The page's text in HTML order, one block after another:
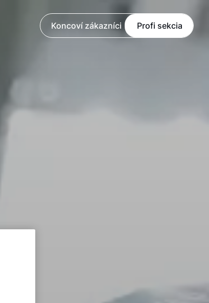
Koncoví zákazníci Profi sekcia